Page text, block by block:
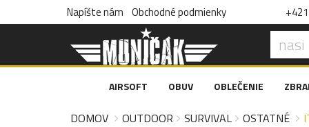
Napíšte nám Obchodné podmienky
AIRSOFT OBUV OBLEČENIE
DOMOV OUTDOOR SURVIVAL OSTATNÉ